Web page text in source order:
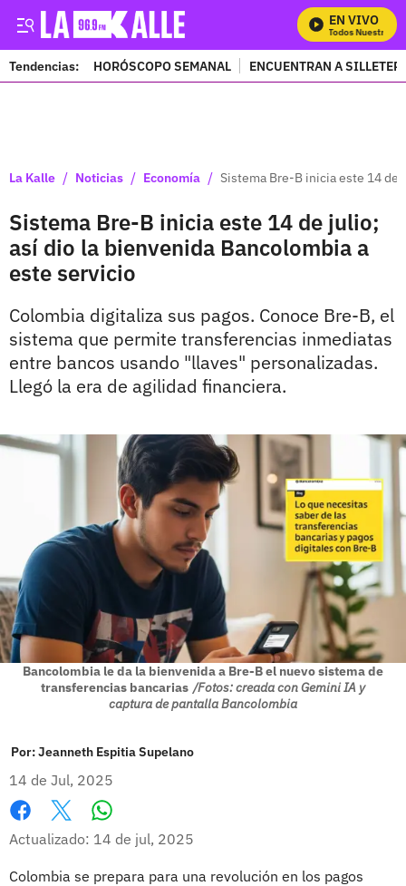
EN VIVO
Mira Todos Nuestros
Tendencias: HORÓSCOPO SEMANAL ENCUENTRAN A
La Kalle / Noticias / Economía / Sistema Bre-B inicia este 14 de
Sistema Bre-B inicia este 14 de julio;
así dio la bienvenida Bancolombia a
este servicio
Colombia digitaliza sus pagos. Conoce Bre-B, el
sistema que permite transferencias inmediatas
entre bancos usando "llaves" personalizadas.
Llegó la era de agilidad financiera.
Bancolombia le da la bienvenida a Bre-B el nuevo sistema de
transferencias bancarias /Fotos: creada con Gemini IA y
captura de pantalla Bancolombia
Por:Jeanneth Espitia Supelano
14 de Jul, 2025
Facebook
X
Actualizado: 14 de jul, 2025
Colombia se prepara para una revolución en los pagos